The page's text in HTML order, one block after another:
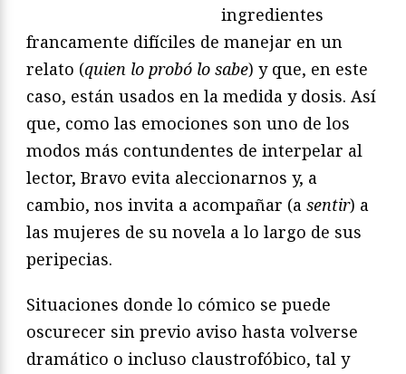
ingredientes
francamente difíciles de manejar en un
relato (quien lo probó lo sabe) y que, en este
caso, están usados en la medida y dosis. Así
que, como las emociones son uno de los
modos más contundentes de interpelar al
lector, Bravo evita aleccionarnos y, a
cambio, nos invita a acompañar (a sentir) a
las mujeres de su novela a lo largo de sus
peripecias.
Situaciones donde lo cómico se puede
oscurecer sin previo aviso hasta volverse
dramático o incluso claustrofóbico, tal y